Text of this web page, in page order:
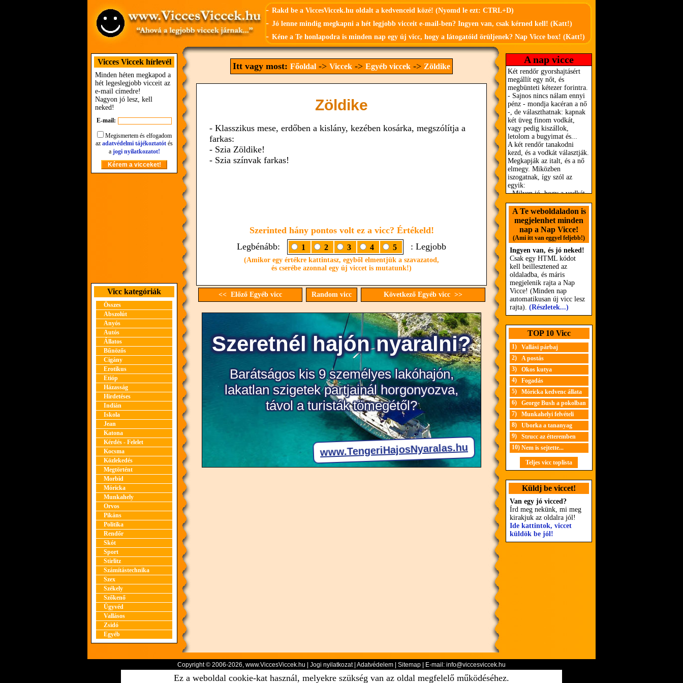
- Rakd be a ViccesViccek.hu oldalt a kedvenceid közé! (Nyomd le ezt: CTRL+D)
- Jó lenne mindig megkapni a hét legjobb vicceit e-mail-ben? Ingyen van, csak kérned kell! (Katt!)
- Kéne a Te honlapodra is minden nap egy új vicc, hogy a látogatóid örüljenek? Nap Vicce box! (Katt!)
Vicces Viccek hírlevél
Minden héten megkapod a
hét legeslegjobb vicceit az
e-mail címedre!
Nagyon jó lesz, kell
neked!
E-mail:
Megismertem és elfogadom
az adatvédelmi tájékoztatót és
a jogi nyilatkozatot!
Vicc kategóriák
Összes
Abszolút
Anyós
Autós
Állatos
Bűnözős
Cigány
Erotikus
Etióp
Házasság
Hirdetéses
Indián
Iskola
Jean
Katona
Kérdés - Felelet
Kocsma
Közlekedés
Megtörtént
Morbid
Móricka
Munkahely
Orvos
Pikáns
Politika
Rendőr
Skót
Sport
Stirlitz
Számítástechnika
Szex
Székely
Szőkenő
Ügyvéd
Vallásos
Zsidó
Egyéb
Itt vagy most: Főoldal -> Viccek -> Egyéb viccek -> Zöldike
Zöldike
- Klasszikus mese, erdőben a kislány, kezében kosárka, megszólítja a
farkas:
- Szia Zöldike!
- Szia színvak farkas!
Szerinted hány pontos volt ez a vicc? Értékeld!
Legbénább:
1 2 3 4 5 : Legjobb
(Amikor egy értékre kattintasz, egyből elmentjük a szavazatod,
és cserébe azonnal egy új viccet is mutatunk!)
<< Előző Egyéb vicc Random vicc Következő Egyéb vicc >>
A nap vicce
A Te weboldaladon is
megjelenhet minden
nap a Nap Vicce!
(Ami itt van eggyel feljebb!)
Ingyen van, és jó neked!
Csak egy HTML kódot
kell beillesztened az
oldaladba, és máris
megjelenik rajta a Nap
Vicce! (Minden nap
automatikusan új vicc lesz
rajta). (Részletek...)
TOP 10 Vicc
1)
Vallási párbaj
2)
A postás
3)
Okos kutya
4)
Fogadás
5)
Móricka kedvenc állata
6)
George Bush a pokolban
7)
Munkahelyi felvételi
8)
Uborka a tananyag
9)
Strucc az étteremben
10) Nem is sejtette...
Teljes vicc toplista
Küldj be viccet!
Van egy jó vicced?
Írd meg nekünk, mi meg
kirakjuk az oldalra jól!
Ide kattintok, viccet
küldök be jól!
Copyright © 2006-2026, www.ViccesViccek.hu | Jogi nyilatkozat| Adatvédelem Sitemap | E-mail: info@viccesviccek.hu
Ez a weboldal cookie-kat használ, melyekre szükség van az oldal megfelelő működéséhez.